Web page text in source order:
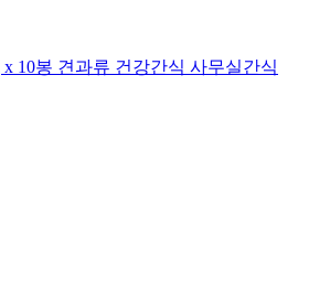
10봉 견과류 건강간식 사무실간식